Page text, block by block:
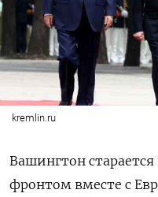
kremlin.ru
Вашингтон
фронтом вместе с